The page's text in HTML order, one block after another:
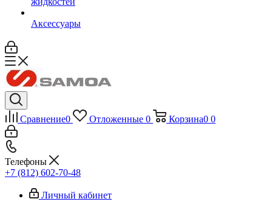
Аксессуары
Сравнение0 Отложенные 0 Корзина0 0
Телефоны
+7 (812) 602-70-48
Личный кабинет